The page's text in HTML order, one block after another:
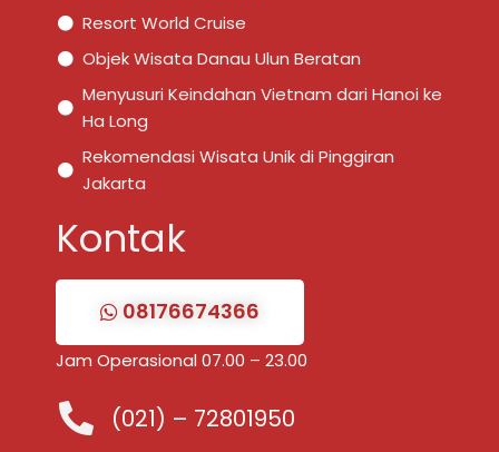
Resort World Cruise
Objek Wisata Danau Ulun Beratan
Menyusuri Keindahan Vietnam dari Hanoi ke
Ha Long
Rekomendasi Wisata Unik di Pinggiran
Jakarta
Kontak
08176674366
Jam Operasional 07.00 – 23.00
(021) – 72801950